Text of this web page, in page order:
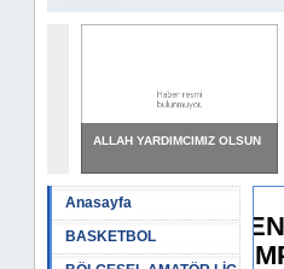
ALLAH YARDIMCIMIZ OLSUN
Anasayfa
BASKETBOL
PENALTILARLA